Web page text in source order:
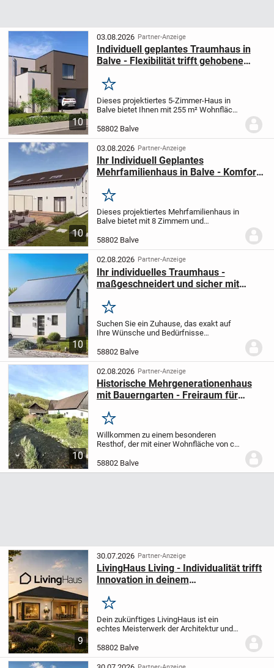
10
03.08.2026 Partner-Anzeige
Individuell geplantes Traumhaus in
Balve - Flexibilität trifft gehobene
Merken
Dieses projektiertes 5-Zimmer-Haus in
Balve bietet Ihnen mit 255 m² Wohnfläche
Grundstück ein Zuhause, das ganz nach
Ihren Wünschen und Vorstellungen
gestaltet...
58802 Balve
10
03.08.2026 Partner-Anzeige
Ihr Individuell Geplantes
Mehrfamilienhaus in Balve - Komfort
Merken
Dieses projektiertes Mehrfamilienhaus in
Balve bietet mit 8 Zimmern und
einem 1200 m² großen Grundstück viel
Platz für die ganze Familie oder mehrere
Generationen....
58802 Balve
10
02.08.2026 Partner-Anzeige
Ihr individuelles Traumhaus -
maßgeschneidert und sicher mit
Merken
Suchen Sie ein Zuhause, das exakt auf
Ihre Wünsche und Bedürfnisse
kostenlosen Architektenservice und
gestalten Sie den Grundriss ganz nach
Ihren Vorstellungen....
58802 Balve
10
02.08.2026 Partner-Anzeige
Historische Mehrgenerationenhaus
mit Bauerngarten - Freiraum für
Merken
Willkommen zu einem besonderen
Resthof, der mit einer Wohnfläche von ca.
Grundstücksgröße von ca. 3.498 m² (zzgl.
einer großen Wiese) zahlreiche
58802 Balve
9
30.07.2026 Partner-Anzeige
LivingHaus Living - Individualität trifft
Innovation in deinem
Merken
Dein zukünftiges LivingHaus ist ein
echtes Meisterwerk der Architektur und
individuellen Wünschen und
Vorstellungen projektiert wird. Dieses
moderne Fertighaus mit...
58802 Balve